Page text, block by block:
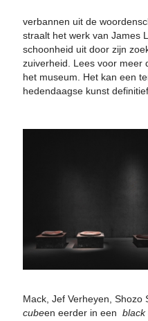
verbannen uit de
straalt het werk van James
schoonheid uit door zijn
zuiverheid. Lees voor meer
het museum. Het kan een
hedendaagse kunst
Mack, Jef Verheyen,
cubeen eerder in een black